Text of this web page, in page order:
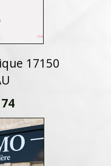
17150